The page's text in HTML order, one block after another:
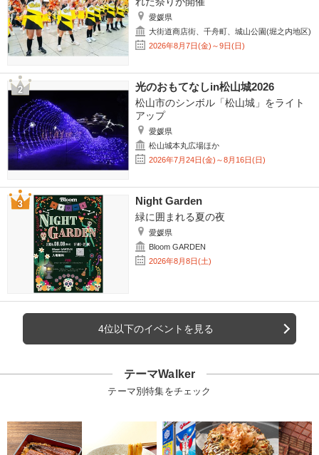
愛媛県
大街道商店街、千舟町、城山公園(堀之内地区)
2026年8月7日(金)～9日(日)
光のおもてなしin松山城2026
松山市のシンボル「松山城」をライト
アップ
愛媛県
松山城本丸広場ほか
2026年7月24日(金)～8月16日(日)
Night Garden
緑に囲まれる夏の夜
愛媛県
Bloom GARDEN
2026年8月8日(土)
4位以下のイベントを見る
テーマWalker
テーマ別特集をチェック